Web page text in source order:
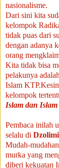
nasionalisme.
Dari sini kita
kelompok
tidak puas dari
dengan adanya
orang
Kita tidak bisa
pelakunya
Islam
kelompok
Islam dan
Pembaca inilah
selalu di Dzolimi
Mudah-
murka yang
diberi kekuatan